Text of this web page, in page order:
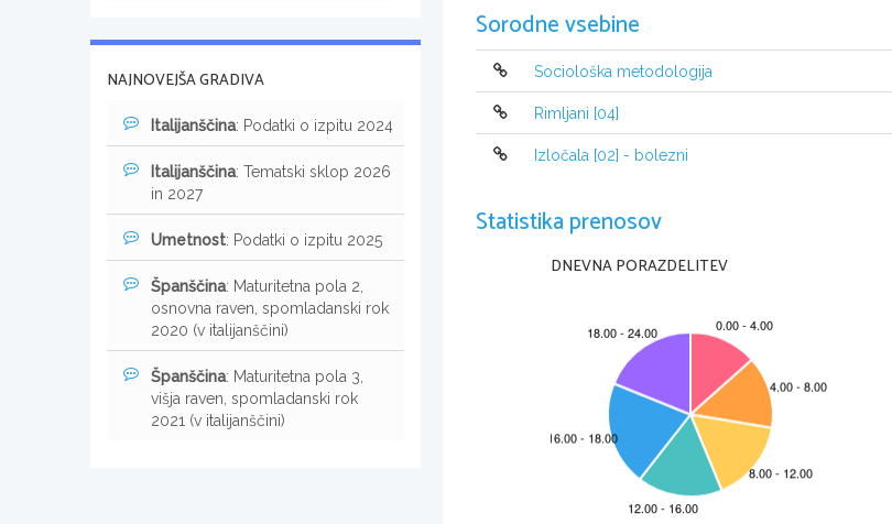
Sorodne vsebine
Sociološka metodologija
Rimljani [04]
Izločala [02] - bolezni
Statistika prenosov
DNEVNA PORAZDELITEV
NAJNOVEJŠA GRADIVA
Italijanščina: Podatki o izpitu 2024
Italijanščina: Tematski sklop 2026
in 2027
Umetnost: Podatki o izpitu 2025
Španščina: Maturitetna pola 2,
osnovna raven, spomladanski rok
2020 (v italijanščini)
Španščina: Maturitetna pola 3,
višja raven, spomladanski rok
2021 (v italijanščini)